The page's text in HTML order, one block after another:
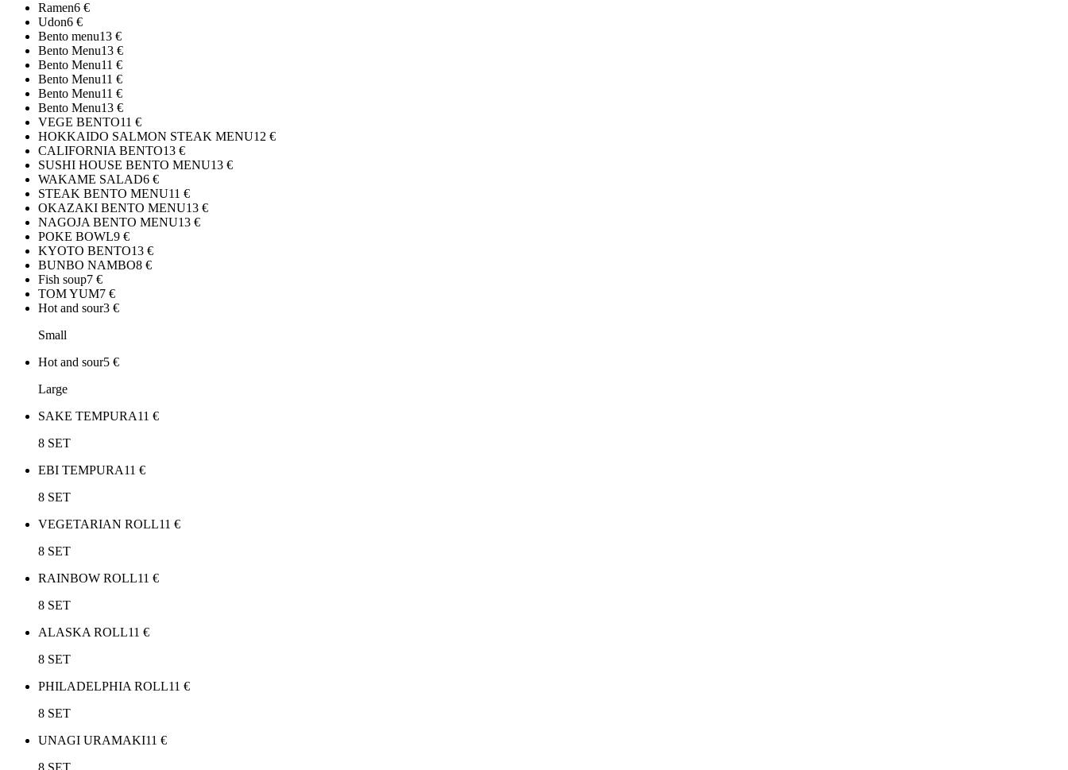
Ramen6 €
Udon6 €
Bento menu13 €
Bento Menu13 €
Bento Menu11 €
Bento Menu11 €
Bento Menu11 €
Bento Menu13 €
VEGE BENTO11 €
HOKKAIDO SALMON STEAK MENU12 €
CALIFORNIA BENTO13 €
SUSHI HOUSE BENTO MENU13 €
WAKAME SALAD6 €
STEAK BENTO MENU11 €
OKAZAKI BENTO MENU13 €
NAGOJA BENTO MENU13 €
POKE BOWL9 €
KYOTO BENTO13 €
BUNBO NAMBO8 €
Fish soup7 €
TOM YUM7 €
Hot and sour3 €
Small
Hot and sour5 €
Large
SAKE TEMPURA11 €
8 SET
EBI TEMPURA11 €
8 SET
VEGETARIAN ROLL11 €
8 SET
RAINBOW ROLL11 €
8 SET
ALASKA ROLL11 €
8 SET
PHILADELPHIA ROLL11 €
8 SET
UNAGI URAMAKI11 €
8 SET